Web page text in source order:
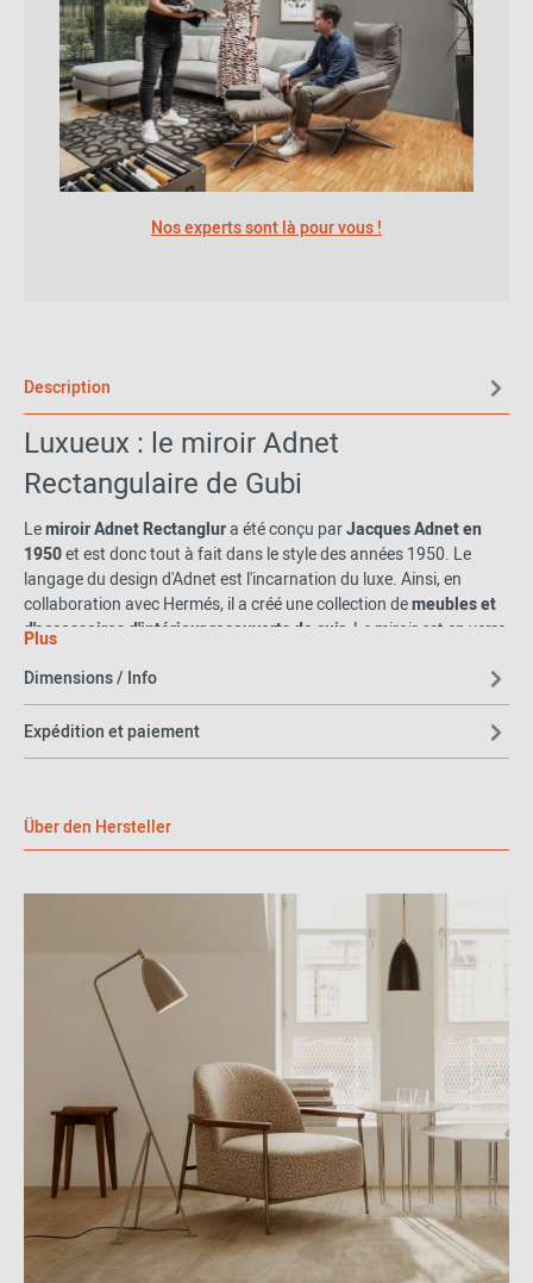
Nos experts sont là pour vous !
Description
Luxueux : le miroir Adnet
Rectangulaire de Gubi
Lemiroir Adnet Rectanglura été conçu parJacques Adneten
1950et est donc tout à fait dans le style des années 1950. Le
langage du design d'Adnet est l'incarnation du luxe. Ainsi, en
collaboration avec Hermés, il a créé une collection demeubles et
d'accessoires d'intérieur recouverts de cuir . Le miroir est en verre
et 65 cm de large
Plus
Dimensions / Info
Expédition et paiement
Über den Hersteller